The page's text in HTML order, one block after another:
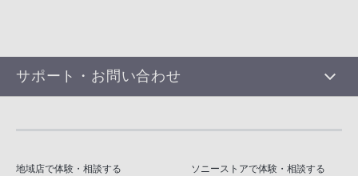
サポート・お問い合わせ
地域店で体験・相談する ソニーストアで体験・相談する